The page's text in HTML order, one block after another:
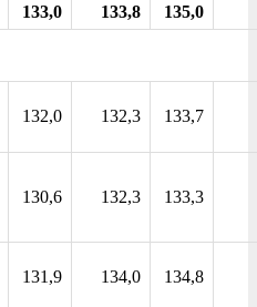
133,0 133,8
135,0
132,0 132,3 133,7
130,6 132,3 133,3
131,9 134,0 134,8